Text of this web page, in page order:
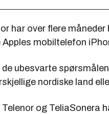
har over flere
Apples mobiltelefon
de ubesvarte
nordiske land
Telenor og TeliaSonera